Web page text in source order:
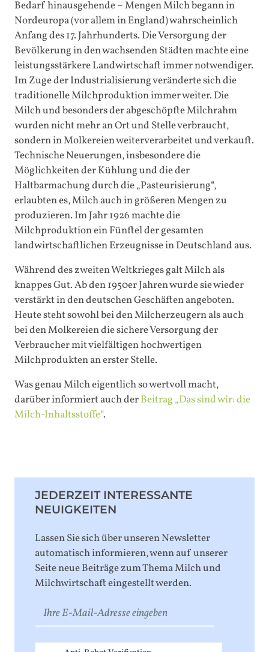
Bedarf hinausgehende – Mengen Milch begann in
Nordeuropa (vor allem in England) wahrscheinlich
Anfang des 17. Jahrhunderts. Die Versorgung der
Bevölkerung in den wachsenden Städten machte eine
leistungsstärkere Landwirtschaft immer notwendiger.
Im Zuge der Industrialisierung veränderte sich die
traditionelle Milchproduktion immer weiter. Die
Milch und besonders der abgeschöpfte Milchrahm
wurden nicht mehr an Ort und Stelle verbraucht,
sondern in Molkereien weiterverarbeitet und verkauft.
Technische Neuerungen, insbesondere die
Möglichkeiten der Kühlung und die der
Haltbarmachung durch die „Pasteurisierung“,
erlaubten es, Milch auch in größeren Mengen zu
produzieren. Im Jahr 1926 machte die
Milchproduktion ein Fünftel der gesamten
landwirtschaftlichen Erzeugnisse in Deutschland aus.
Während des zweiten Weltkrieges galt Milch als
knappes Gut. Ab den 1950er Jahren wurde sie wieder
verstärkt in den deutschen Geschäften angeboten.
Heute steht sowohl bei den Milcherzeugern als auch
bei den Molkereien die sichere Versorgung der
Verbraucher mit vielfältigen hochwertigen
Milchprodukten an erster Stelle.
Was genau Milch eigentlich so wertvoll macht,
darüber informiert auch derBeitrag „Das sind wir: die
Milch-Inhaltsstoffe“.
JEDERZEIT INTERESSANTE
NEUIGKEITEN
Lassen Sie sich über unseren Newsletter
automatisch informieren, wenn auf unserer
Seite neue Beiträge zum Thema Milch und
Milchwirtschaft eingestellt werden.